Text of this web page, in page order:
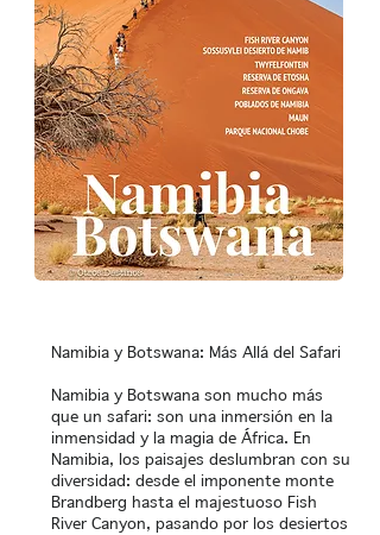
Namibia y Botswana: Más Allá del Safari
Namibia y Botswana son mucho más
que un safari: son una inmersión en la
inmensidad y la magia de África. En
Namibia, los paisajes deslumbran con su
diversidad: desde el imponente monte
Brandberg hasta el majestuoso Fish
River Canyon, pasando por los desiertos